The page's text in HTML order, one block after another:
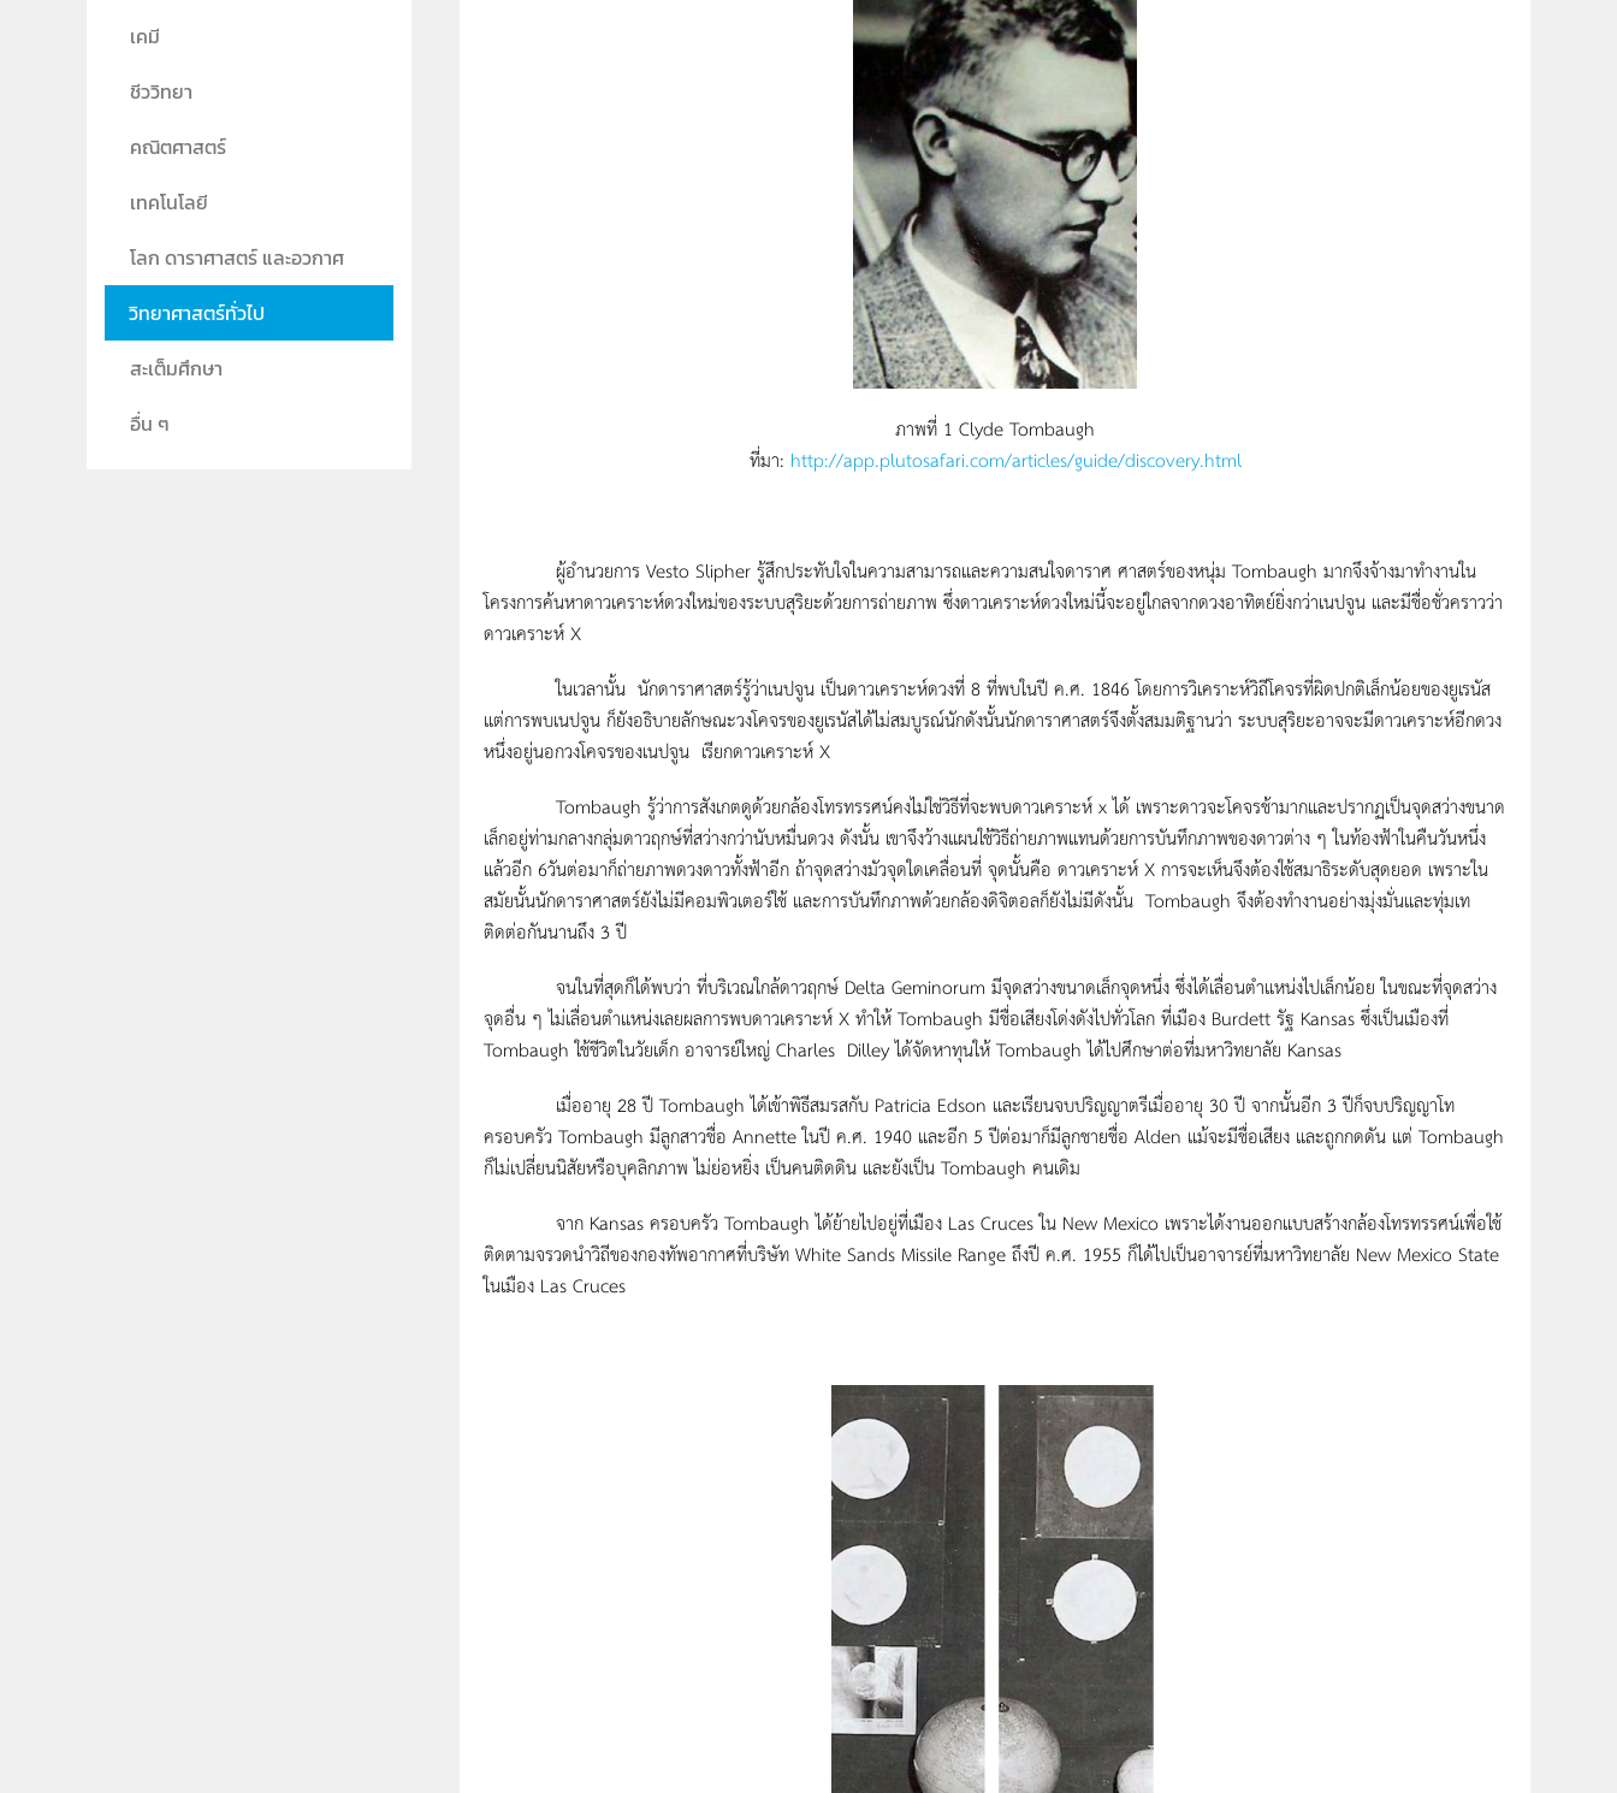
ภาพที่ 1 Clyde Tombaugh
ที่มา: http://app.plutosafari.com/articles/guide/discovery.html
ผู้อำนวยการ Vesto Slipher รู้สึกประทับใจในความสามารถและความสนใจดาราศ ศาสตร์ของหนุ่ม Tombaugh มากจึงจ้างมาทำงานใน
โครงการค้นหาดาวเคราะห์ดวงใหม่ของระบบสุริยะด้วยการถ่ายภาพ ซึ่งดาวเคราะห์ดวงใหม่นี้จะอยู่ใกลจากดวงอาทิตย์ยิ่งกว่าเนปจูน และมีชื่อชั่วคราวว่า
ดาวเคราะห์ X
ในเวลานั้น นักดาราศาสตร์รู้ว่าเนปจูน เป็นดาวเคราะห์ดวงที่ 8 ที่พบในปี ค.ศ. 1846 โดยการวิเคราะห์วิถีโคจรที่ผิดปกติเล็กน้อยของยูเรนัส
แต่การพบเนปจูน ก็ยังอธิบายลักษณะวงโคจรของยูเรนัสได้ไม่สมบูรณ์นักดังนั้นนักดาราศาสตร์จึงตั้งสมมติฐานว่า ระบบสุริยะอาจจะมีดาวเคราะห์อีกดวง
หนึ่งอยู่นอกวงโคจรของเนปจูน เรียกดาวเคราะห์ X
Tombaugh รู้ว่าการสังเกตดูด้วยกล้องโทรทรรศน์คงไม่ใช่วิธีที่จะพบดาวเคราะห์ x ได้ เพราะดาวจะโคจรช้ามากและปรากฏเป็นจุดสว่างขนาด
เล็กอยู่ท่ามกลางกลุ่มดาวฤกษ์ที่สว่างกว่านับหมื่นดวง ดังนั้น เขาจึงว้างแผนใช้วิธีถ่ายภาพแทนด้วยการบันทึกภาพของดาวต่าง ๆ ในท้องฟ้าในคืนวันหนึ่ง
แล้วอีก 6วันต่อมาก็ถ่ายภาพดวงดาวทั้งฟ้าอีก ถ้าจุดสว่างมัวจุดใดเคลื่อนที่ จุดนั้นคือ ดาวเคราะห์ X การจะเห็นจึงต้องใช้สมาธิระดับสุดยอด เพราะใน
สมัยนั้นนักดาราศาสตร์ยังไม่มีคอมพิวเตอร์ใช้ และการบันทึกภาพด้วยกล้องดิจิตอลก็ยังไม่มีดังนั้น Tombaugh จึงต้องทำงานอย่างมุ่งมั่นและทุ่มเท
ติดต่อกันนานถึง 3 ปี
จนในที่สุดก็ได้พบว่า ที่บริเวณใกล้ดาวฤกษ์ Delta Geminorum มีจุดสว่างขนาดเล็กจุดหนึ่ง ซึ่งได้เลื่อนตำแหน่งไปเล็กน้อย ในขณะที่จุดสว่าง
จุดอื่น ๆ ไม่เลื่อนตำแหน่งเลยผลการพบดาวเคราะห์ X ทำให้ Tombaugh มีชื่อเสียงโด่งดังไปทั่วโลก ที่เมือง Burdett รัฐ Kansas ซึ่งเป็นเมืองที่
Tombaugh ใช้ชีวิตในวัยเด็ก อาจารย์ใหญ่ Charles Dilley ได้จัดหาทุนให้ Tombaugh ได้ไปศึกษาต่อที่มหาวิทยาลัย Kansas
เมื่ออายุ 28 ปี Tombaugh ได้เข้าพิธีสมรสกับ Patricia Edson และเรียนจบปริญญาตรีเมื่ออายุ 30 ปี จากนั้นอีก 3 ปีก็จบปริญญาโท
ครอบครัว Tombaugh มีลูกสาวชื่อ Annette ในปี ค.ศ. 1940 และอีก 5 ปีต่อมาก็มีลูกชายชื่อ Alden แม้จะมีชื่อเสียง และถูกกดดัน แต่ Tombaugh
ก็ไม่เปลี่ยนนิสัยหรือบุคลิกภาพ ไม่ย่อหยิ่ง เป็นคนติดดิน และยังเป็น Tombaugh คนเดิม
จาก Kansas ครอบครัว Tombaugh ได้ย้ายไปอยู่ที่เมือง Las Cruces ใน New Mexico เพราะได้งานออกแบบสร้างกล้องโทรทรรศน์เพื่อใช้
ติดตามจรวดนำวิถีของกองทัพอากาศที่บริษัท White Sands Missile Range ถึงปี ค.ศ. 1955 ก็ได้ไปเป็นอาจารย์ที่มหาวิทยาลัย New Mexico State
ในเมือง Las Cruces
เคมี
ชีววิทยา
คณิตศาสตร์
เทคโนโลยี
โลก ดาราศาสตร์ และอวกาศ
วิทยาศาสตร์ทั่วไป
สะเต็มศึกษา
อื่น ๆ